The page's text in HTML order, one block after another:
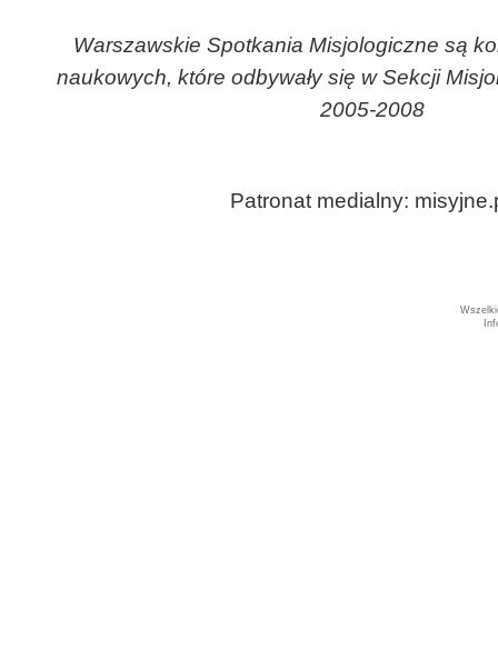
Warszawskie Spotkania Misjologiczne są
naukowych, które odbywały się w Sekcji
2005-2008
Patronat medialny: